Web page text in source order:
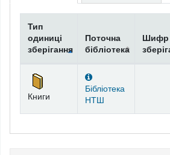
Фонди
Тип
одиниці
зберігання
Поточна
бібліотека
Шифр
Книги
Бібліотека
НТШ